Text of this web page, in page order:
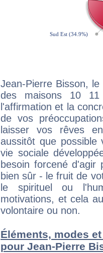
Jean-Pierre Bisson,
des maisons 10
l'affirmation et la
de vos
laisser vos rêves
aussitôt que
vie sociale
besoin forcené
bien sûr - le fruit de
le spirituel ou
motivations, et cela
volontaire ou non.
Éléments, modes
pour Jean-Pierre